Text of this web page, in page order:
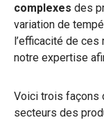
complexes des
variation de
l’efficacité de
notre expertise
Voici trois façons
secteurs des